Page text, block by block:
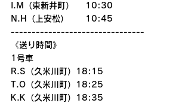
I.M（東新井町）　 10:30
N.H（上安松）　　10:45
--------------------------------
《送り時間》
1号車
R.S（久米川町）18:15
T.O（久米川町）18:25
K.K（久米川町）18:35